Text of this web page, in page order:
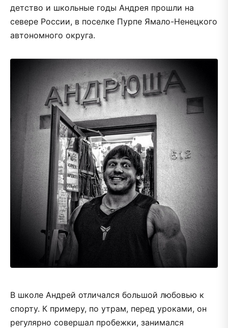
детство и школьные годы Андрея прошли на
севере России, в поселке Пурпе Ямало-Ненецкого
автономного округа.
В школе Андрей отличался большой любовью к
спорту. К примеру, по утрам, перед уроками, он
регулярно совершал пробежки, занимался